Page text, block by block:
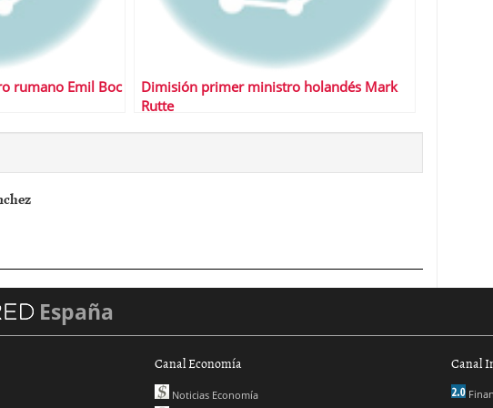
rumano Emil Boc
Dimisión primer ministro holandés Mark
Rutte
España
Canal Economía
Noticias Economía
Canal